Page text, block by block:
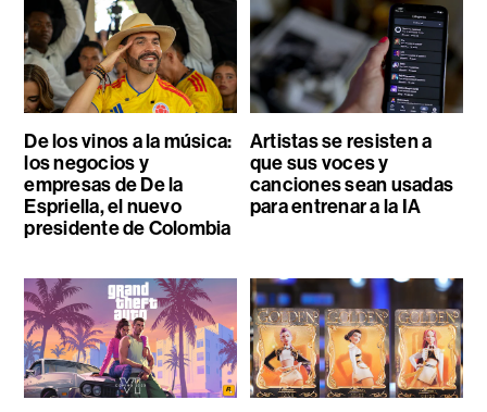
De los vinos a la música:
los negocios y
empresas de De la
Espriella, el nuevo
presidente de Colombia
Artistas se resisten a
que sus voces y
canciones sean usadas
para entrenar a la IA